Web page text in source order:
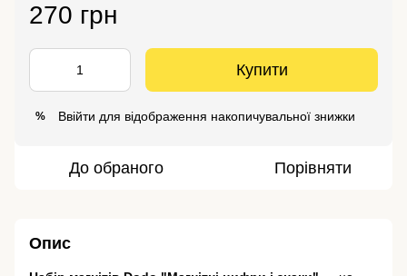
270 грн
Купити
% Ввійти для відображення накопичувальної знижки
До обраного Порівняти
Опис